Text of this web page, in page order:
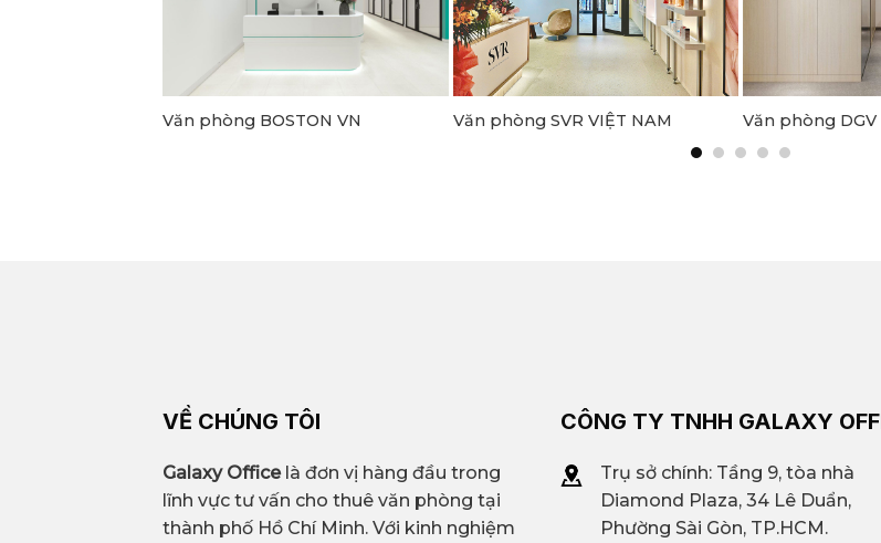
Văn phòng BOSTON VN Văn phòng SVR VIỆT NAM Văn phòng DGV
VỀ CHÚNG TÔI
Galaxy Officelà đơn vị hàng đầu trong
lĩnh vực tư vấn cho thuê văn phòng tại
thành phố Hồ Chí Minh. Với kinh nghiệm
CÔNG TY TNHH GALAXY
Trụ sở chính: Tầng 9, tòa nhà
Diamond Plaza, 34 Lê Duẩn,
Phường Sài Gòn, TP.HCM.